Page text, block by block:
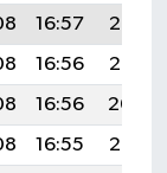
16:57
20:07
16:56
20:06
16:56
20:04
16:55
20:03